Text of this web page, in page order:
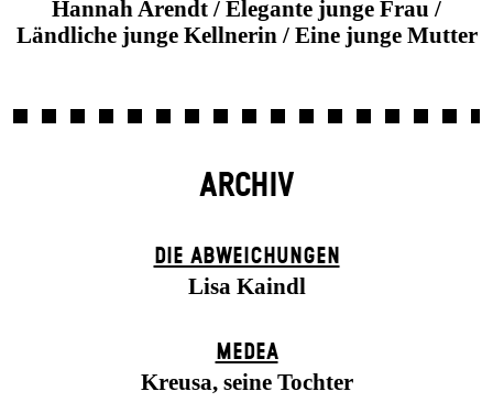
Hannah Arendt / Elegante junge Frau /
Ländliche junge Kellnerin / Eine junge Mutter
ARCHIV
DIE ABWEICHUNGEN
Lisa Kaindl
MEDEA
Kreusa, seine Tochter